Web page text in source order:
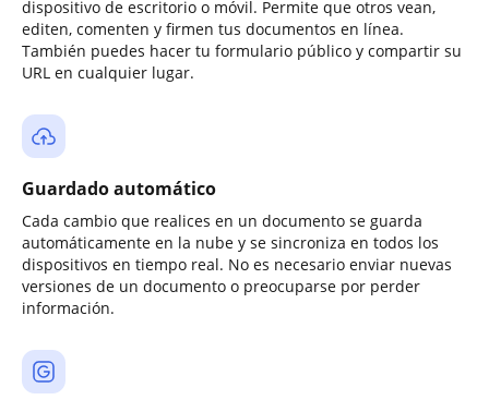
dispositivo de escritorio o móvil. Permite que otros vean,
editen, comenten y firmen tus documentos en línea.
También puedes hacer tu formulario público y compartir su
URL en cualquier lugar.
Guardado automático
Cada cambio que realices en un documento se guarda
automáticamente en la nube y se sincroniza en todos los
dispositivos en tiempo real. No es necesario enviar nuevas
versiones de un documento o preocuparse por perder
información.